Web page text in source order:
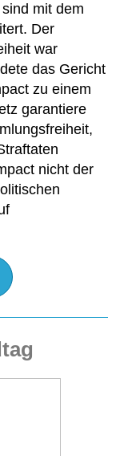
mit dem
Der
war
das Gericht
zu einem
garantiere
nicht der